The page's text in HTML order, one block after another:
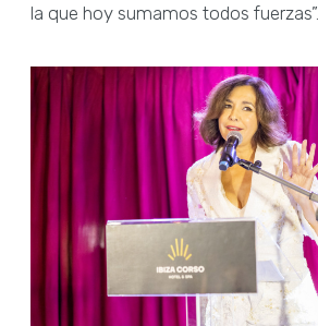
la que hoy sumamos todos fuerzas”.